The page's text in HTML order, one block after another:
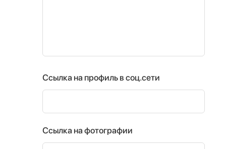
Ссылка на профиль в соц.сети
Ссылка на фотографии